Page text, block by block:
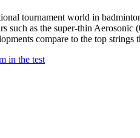
tournament world in
such as the super-thin
compare to the top strings
in the test